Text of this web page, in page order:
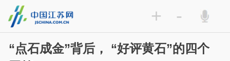
+ -
“点石成金”背后， “好评黄石”的四个